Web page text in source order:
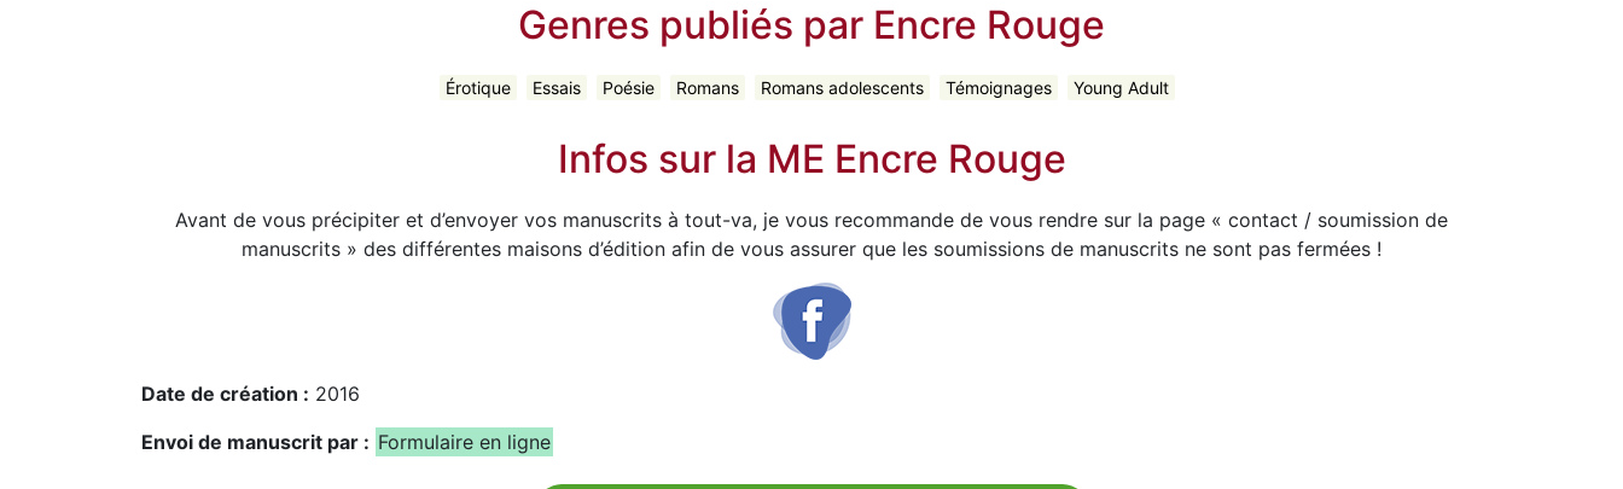
Genres publiés par Encre Rouge
Érotique Essais Poésie Romans Romans adolescents Témoignages Young Adult
Infos sur la ME Encre Rouge
Avant de vous précipiter et d’envoyer vos manuscrits à tout-va, je vous recommande de vous rendre sur la page « contact / soumission de
manuscrits » des différentes maisons d’édition afin de vous assurer que les soumissions de manuscrits ne sont pas fermées !
Date de création : 2016
Envoi de manuscrit par : Formulaire en ligne